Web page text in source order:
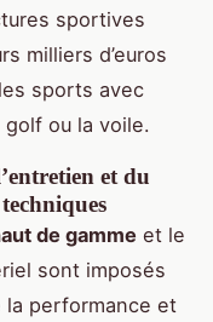
sportives
milliers d’euros
sports avec
ou la voile.
et du
de gamme et le
sont imposés
la performance et